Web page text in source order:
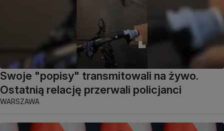
Swoje "popisy" transmitowali na żywo.
Ostatnią relację przerwali policjanci
WARSZAWA